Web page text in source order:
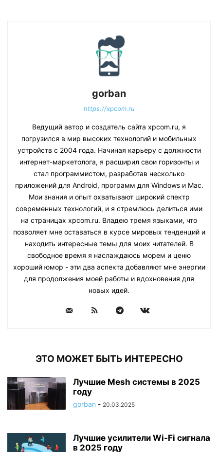
gorban
https://xpcom.ru
Ведущий автор и создатель сайта xpcom.ru, я
погрузился в мир высоких технологий и мобильных
устройств с 2004 года. Начиная карьеру с должности
интернет-маркетолога, я расширил свои горизонты и
стал программистом, разработав несколько
приложений для Android, программ для Windows и Mac.
Мои знания и опыт охватывают широкий спектр
современных технологий, и я стремлюсь делиться ими
на страницах xpcom.ru. Владею тремя языками, что
позволяет мне оставаться в курсе мировых тенденций и
находить интересные темы для моих читателей. В
свободное время я наслаждаюсь морем и ценю
хороший юмор - эти два аспекта добавляют мне энергии
для продолжения моей работы и вдохновения для
новых идей.
ЭТО МОЖЕТ БЫТЬ ИНТЕРЕСНО
Лучшие Mesh системы в 2025
году
gorban - 20.03.2025
Лучшие усилители Wi-Fi сигнала
в 2025 году